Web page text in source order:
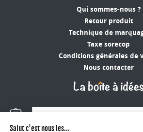
textiles personnalisables rugby
vecteurs de visibilité puissants.
shirt supporter
, unpolo haut de
coupe-vent aux couleurs du
confèrent unevisibilité directe et
transforment chaque porteur en
l’occasion de matchs ou
Qui sommes-nous ?
Retour produit
Technique de
Taxe sorecop
Conditions générales de
Nous contacter